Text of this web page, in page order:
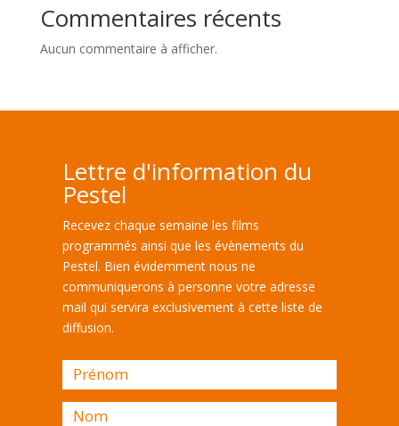
Commentaires récents
Aucun commentaire à afficher.
Lettre d'information du
Pestel
Recevez chaque semaine les films
programmés ainsi que les évènements du
Pestel. Bien évidemment nous ne
communiquerons à personne votre adresse
mail qui servira exclusivement à cette liste de
diffusion.